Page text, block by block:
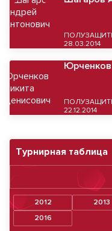
Турнирная таблица
2012 2013
2016
28.03.2014
22.12.2014